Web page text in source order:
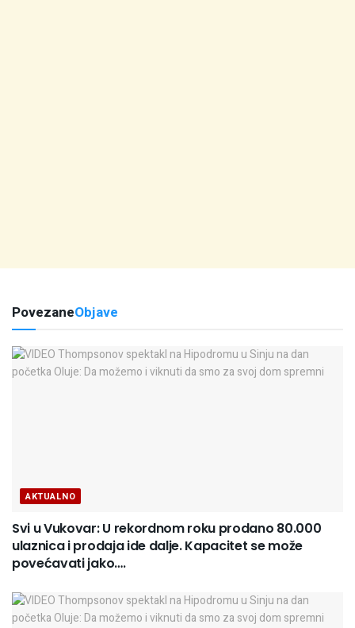
PovezaneObjave
AKTUALNO
Svi u Vukovar: U rekordnom roku prodano 80.000
ulaznica i prodaja ide dalje. Kapacitet se može
povećavati jako….